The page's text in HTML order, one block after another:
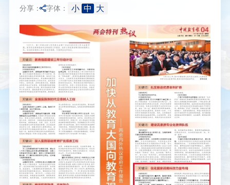
分享： 字体： 小 中 大